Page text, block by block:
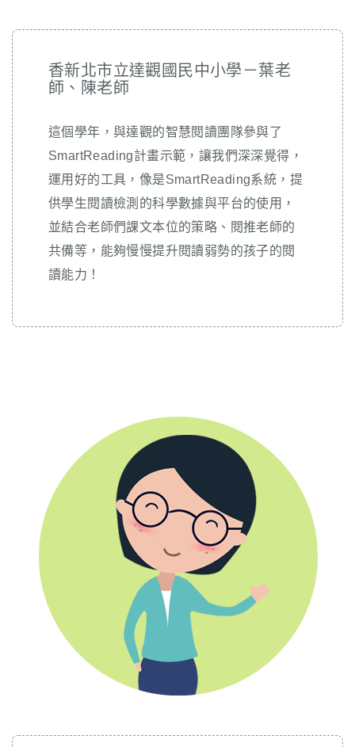
香新北市立達觀國民中小學－葉老
師、陳老師
這個學年，與達觀的智慧閱讀團隊參與了
SmartReading計畫示範，讓我們深深覺得，
運用好的工具，像是SmartReading系統，提
供學生閱讀檢測的科學數據與平台的使用，
並結合老師們課文本位的策略、閱推老師的
共備等，能夠慢慢提升閱讀弱勢的孩子的閱
讀能力！